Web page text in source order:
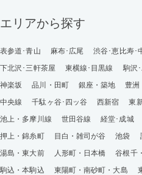
エリアから探す
表参道･青山 麻布･広尾 渋谷･恵比寿･
下北沢･三軒茶屋
東横線･目黒線 駒沢･
神楽坂
品川・田町 銀座・築地 豊洲
中央線
千駄ヶ谷･四ッ谷 西新宿 東
池上・多摩川線
世田谷線 経堂･成城
押上・錦糸町
目白・雑司が谷 池袋
湯島・東大前
人形町・日本橋 谷根千
駒込・本駒込
東陽町・南砂町・大島